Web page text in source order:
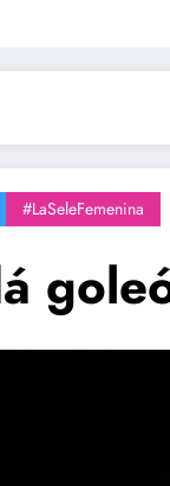
#LaSeleFemenina